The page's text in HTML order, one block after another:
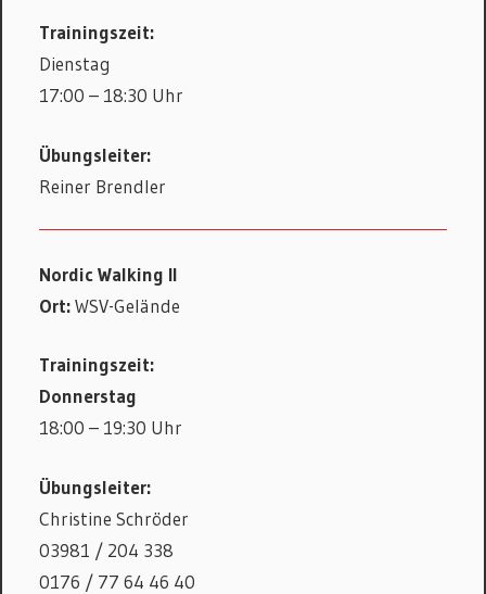
Trainingszeit:
Dienstag
17:00 – 18:30 Uhr
Übungsleiter:
Reiner Brendler
Nordic Walking II
Ort:WSV-Gelände
Trainingszeit:
Donnerstag
18:00 – 19:30 Uhr
Übungsleiter:
Christine Schröder
03981 / 204 338
0176 / 77 64 46 40